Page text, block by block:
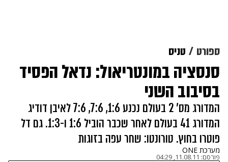
ספורט טניס
סנסציה במונטריאול: נדאל הפסיד
בסיבוב השני
המדורג מס' 2 בעולם נכנע 1:6, 7:6, 7:6 לאיבן דודיג
המדורג 41 בעולם לאחר שכבר הוביל 1:6 ו-1:3. גם דל
פוטרו בחוץ. טורונטו: שחר עפה בזוגות
מערכת ONE
פורסם: 11.08.11, 04:29